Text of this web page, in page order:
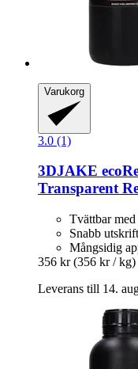
Varukorg
3.0 (1)
3DJAKE
Transparent
Tvättbar med
Snabb
Mångsidig
356 kr (356 kr / kg)
Leverans till 14.